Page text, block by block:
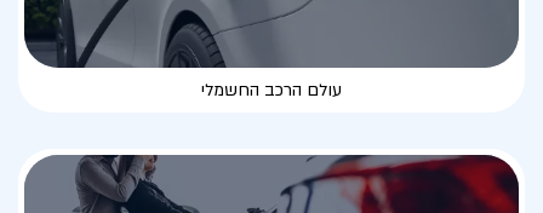
עולם הרכב החשמלי